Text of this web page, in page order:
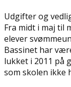
Udgifter og
Fra midt i maj til
elever
Bassinet har
lukket i 2011 på
som skolen ikke